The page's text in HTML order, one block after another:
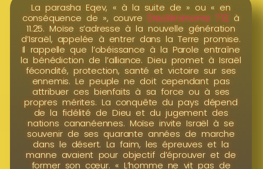
La parasha Eqev, « à la suite de » ou « en
conséquence de », couvre Deutéronome 7.12 à
11.25. Moïse s’adresse à la nouvelle génération
d’Israël, appelée à entrer dans la Terre promise.
Il rappelle que l’obéissance à la Parole entraîne
la bénédiction de l’alliance. Dieu promet à Israël
fécondité, protection, santé et victoire sur ses
ennemis. Le peuple ne doit cependant pas
attribuer ces bienfaits à sa force ou à ses
propres mérites. La conquête du pays dépend
de la fidélité de Dieu et du jugement des
nations cananéennes. Moïse invite Israël à se
souvenir de ses quarante années de marche
dans le désert. La faim, les épreuves et la
manne avaient pour objectif d’éprouver et de
former son cœur. « L’homme ne vit pas de